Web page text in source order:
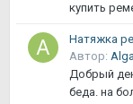
купить
Натяжка
Автор:
Добрый
беда. на